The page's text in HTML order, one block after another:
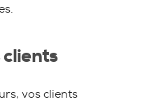
clients
vos clients